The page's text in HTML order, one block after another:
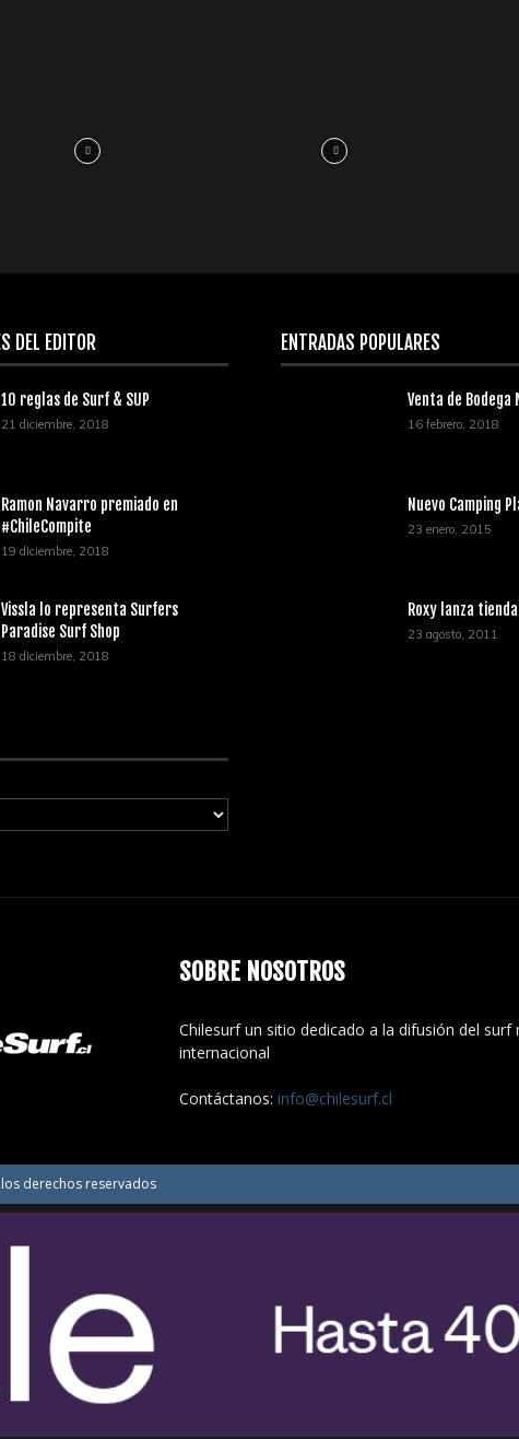
DEL EDITOR
10 reglas de Surf & SUP
21 diciembre, 2018
Ramon Navarro premiado en
#ChileCompite
19 diciembre, 2018
Vissla lo representa Surfers
Paradise Surf Shop
18 diciembre, 2018
ENTRADAS POPULARES
Venta de Bodega
16 febrero, 2018
Nuevo Camping
23 enero, 2015
Roxy lanza
23 agosto, 2011
SOBRE NOSOTROS
Chilesurf un sitio dedicado a la difusión del surf
internacional
Contáctanos: info@chilesurf.cl
derechos reservados